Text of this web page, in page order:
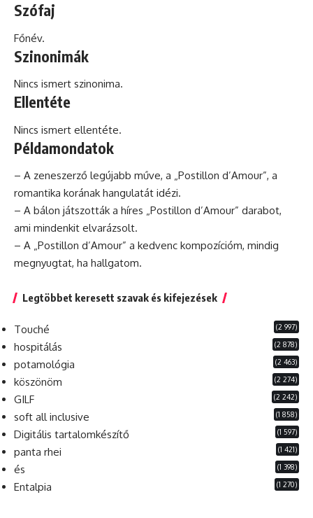
Szófaj
Főnév.
Szinonimák
Nincs ismert szinonima.
Ellentéte
Nincs ismert ellentéte.
Példamondatok
– A zeneszerző legújabb műve, a „Postillon d’Amour”, a
romantika korának hangulatát idézi.
– A bálon játszották a híres „Postillon d’Amour” darabot,
ami mindenkit elvarázsolt.
– A „Postillon d’Amour” a kedvenc kompozícióm, mindig
megnyugtat, ha hallgatom.
Legtöbbet keresett szavak és kifejezések
Touché (2 997)
hospitálás (2 878)
potamológia (2 463)
köszönöm (2 274)
GILF (2 242)
soft all inclusive (1 858)
Digitális tartalomkészítő (1 597)
panta rhei (1 421)
és (1 398)
Entalpia (1 270)